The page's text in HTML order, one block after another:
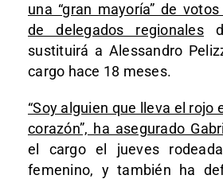
una “gran mayoría” de
de delegados regionales
sustituirá a Alessandro
cargo hace 18 meses.
“Soy alguien que lleva el rojo
corazón”, ha asegurado
el cargo el jueves
femenino, y también ha